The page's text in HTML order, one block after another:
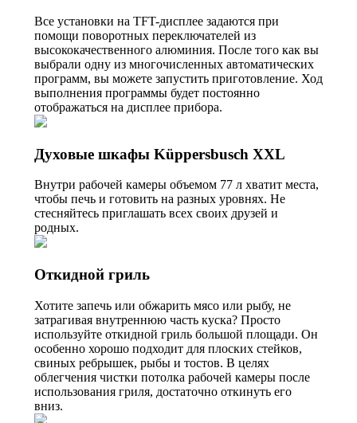
Все установки на TFT-дисплее задаются при
помощи поворотных переключателей из
высококачественного алюминия. После того как вы
выбрали одну из многочисленных автоматических
программ, вы можете запустить приготовление. Ход
выполнения программы будет постоянно
отображаться на дисплее прибора.
Духовые шкафы Küppersbusch XXL
Внутри рабочей камеры объемом 77 л хватит места,
чтобы печь и готовить на разных уровнях. Не
стесняйтесь приглашать всех своих друзей и
родных.
Откидной гриль
Хотите запечь или обжарить мясо или рыбу, не
затрагивая внутреннюю часть куска? Просто
используйте откидной гриль большой площади. Он
особенно хорошо подходит для плоских стейков,
свиных ребрышек, рыбы и тостов. В целях
облегчения чистки потолка рабочей камеры после
использования гриля, достаточно откинуть его
вниз.